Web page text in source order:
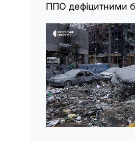
ППО дефіцитними